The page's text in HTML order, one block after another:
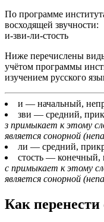
По программе
восходящей звучности:
и-зви-ли-стость
Ниже перечислены
учётом программы
изучением русского
и — начальный,
зви — средний,
з примыкает к этому
является сонорной
ли — средний,
стость — конечный,
с примыкает к этому
является сонорной
Как перенести